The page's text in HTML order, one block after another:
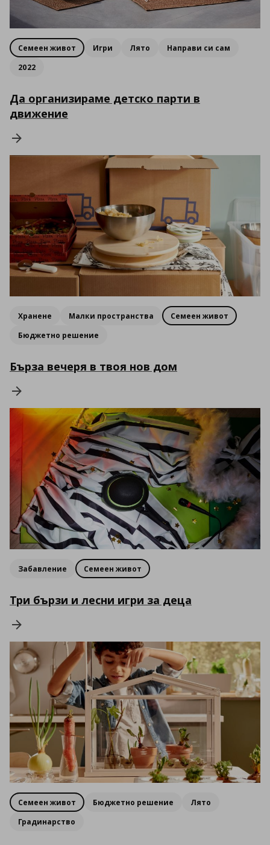
Семеен живот Игри Лято
Направи си сам
2022
Да организираме детско парти в
движение
Хранене Малки пространства
Семеен живот
Бюджетно решение
Бърза вечеря в твоя нов дом
Забавление Семеен живот
Три бързи и лесни игри за деца
Семеен живот Бюджетно решение
Лято
Градинарство